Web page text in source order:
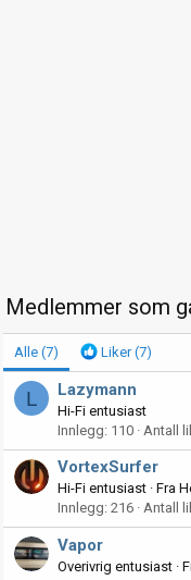
Medlemmer som
Alle (7) Liker(7)
L Lazymann
Hi-Fi entusiast
Innlegg 110 Antall
VortexSurfer
Hi-Fi entusiast · Fra
Innlegg 216 Antall
Vapor
Overivrig entusiast ·